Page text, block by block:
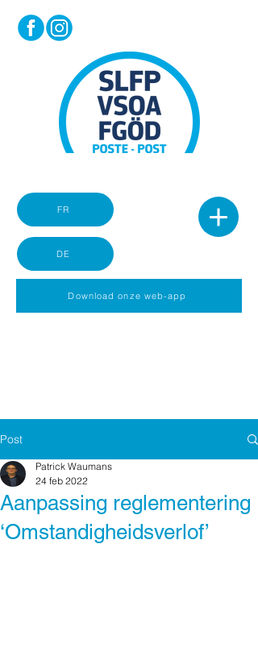
DE
FR
Download onze web-app
Post
Aanpassing reglementering
‘Omstandigheidsverlof’
Patrick Waumans
24 feb 2022